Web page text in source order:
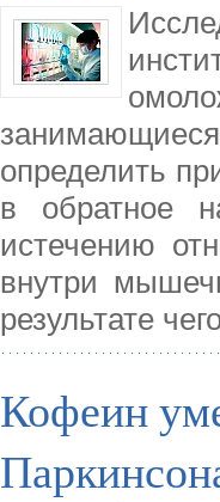
определить
в обратное
истечению
внутри
результате
Кофеин